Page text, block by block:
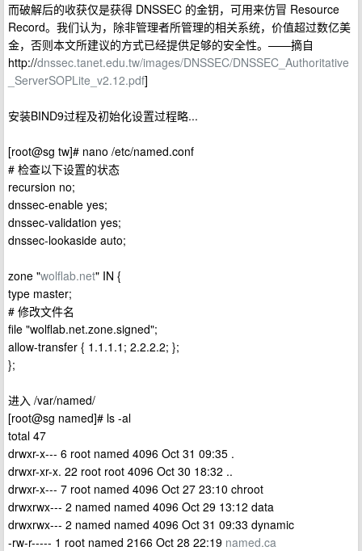
而破解后的收获仅是获得 DNSSEC 的金钥，可用来仿冒 Resource
Record。我们认为，除非管理者所管理的相关系统，价值超过数亿美
金，否则本文所建议的方式已经提供足够的安全性。——摘自
http://dnssec.tanet.edu.tw/images/DNSSEC/DNSSEC_Authoritative
_ServerSOPLite_v2.12.pdf]
安装BIND9过程及初始化设置过程略...
[root@sg tw]# nano /etc/named.conf
# 检查以下设置的状态
recursion no;
dnssec-enable yes;
dnssec-validation yes;
dnssec-lookaside auto;
zone "wolflab.net" IN {
type master;
# 修改文件名
file "wolflab.net.zone.signed";
allow-transfer { 1.1.1.1; 2.2.2.2; };
};
进入 /var/named/
[root@sg named]# ls -al
total 47
drwxr-x--- 6 root named 4096 Oct 31 09:35 .
drwxr-xr-x. 22 root root 4096 Oct 30 18:32 ..
drwxr-x--- 7 root named 4096 Oct 27 23:10 chroot
drwxrwx--- 2 named named 4096 Oct 29 13:12 data
drwxrwx--- 2 named named 4096 Oct 31 09:33 dynamic
-rw-r----- 1 root named 2166 Oct 28 22:19 named.ca